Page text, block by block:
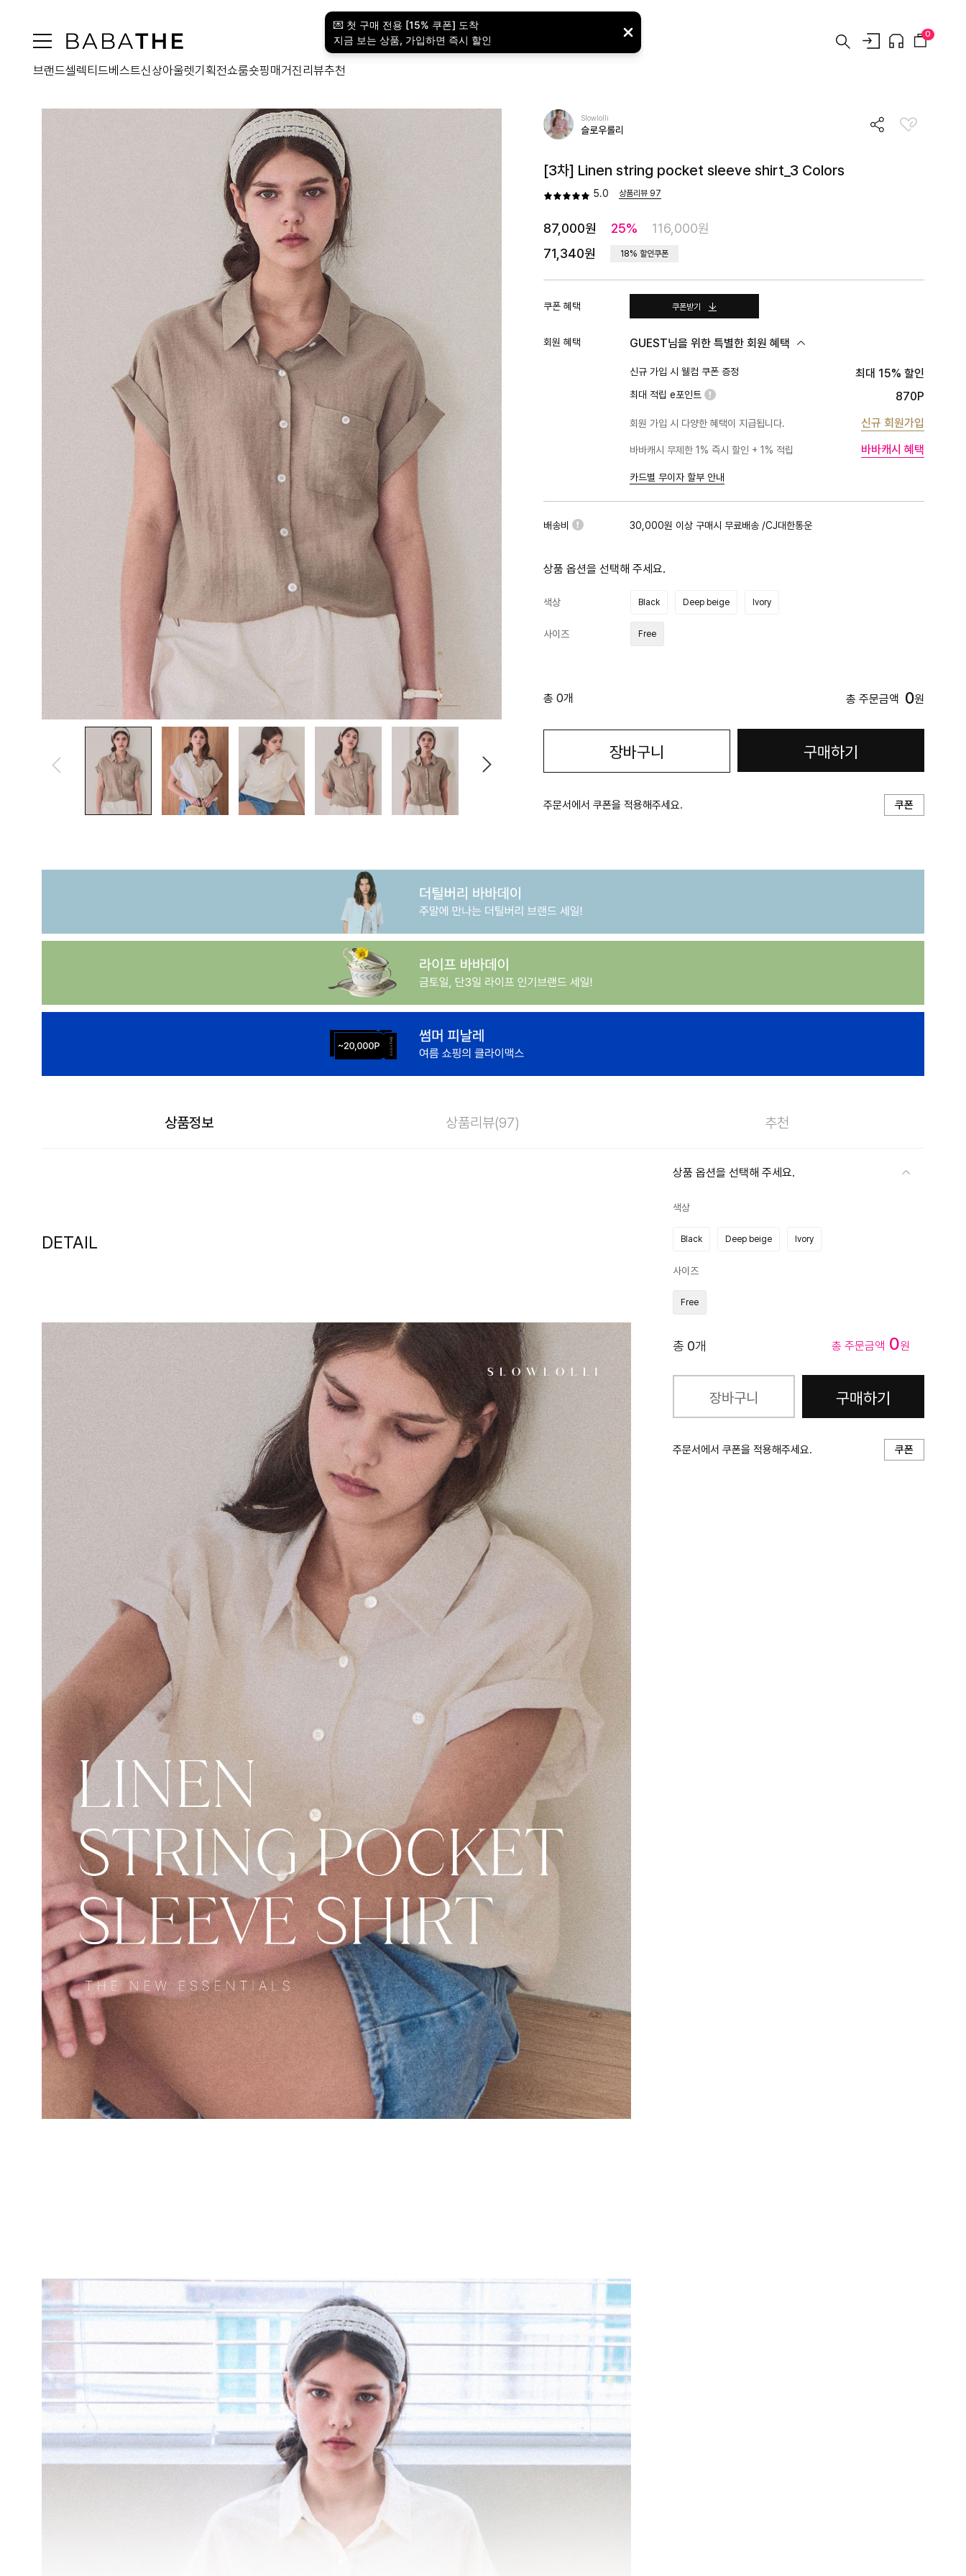
0
브랜드셀렉티드베스트신상아울렛기획전쇼룸숏핑 매거진 리뷰추천
Slowlolli
슬로우롤리
[3차] Linen string pocket sleeve shirt_3 Colors
5.0 상품리뷰 97
87,000원 25%
116,000원
71,340원
18% 할인쿠폰
쿠폰 혜택 쿠폰받기
회원 혜택 GUEST님을 위한 특별한 회원 혜택
신규 가입 시 웰컴 쿠폰 증정 최대 15% 할인
최대 적립 e포인트
PLATINUM
1%
BLACK
870P
회원 가입 시 다양한 혜택이 지급됩니다. 신규 회원가입
바바캐시 무제한 1% 즉시 할인 + 1% 적립 바바캐시 혜택
카드별 무이자 할부 안내
배송비 30,000원 이상 구매시 무료배송 /CJ대한통운
상품 옵션을 선택해 주세요.
색상 Black Deep beige Ivory
사이즈 Free
총 0개 총 주문금액 0원
장바구니 구매하기
주문서에서 쿠폰을 적용해주세요. 쿠폰
상품정보 상품리뷰(97) 추천
DETAIL
상품 옵션을 선택해 주세요.
색상
Black Deep beige Ivory
사이즈
Free
총 0개 총 주문금액 0원
장바구니 구매하기
주문서에서 쿠폰을 적용해주세요. 쿠폰